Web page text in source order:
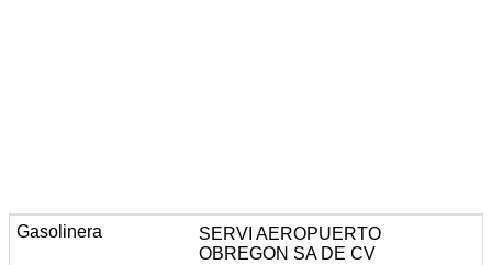
SERVI AEROPUERTO
OBREGON SA DE CV